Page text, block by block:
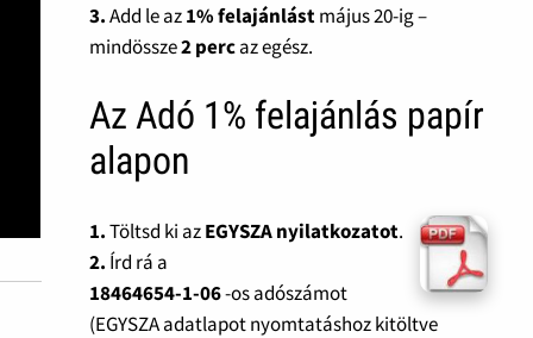
3.Add le az1% felajánlástmájus 20-ig –
mindössze2 percaz egész.
Az Adó 1% felajánlás papír
alapon
1.Töltsd ki azEGYSZA nyilatkozatot.
2. Írd rá a
18464654-1-06-os adószámot
(EGYSZA adatlapot nyomtatáshoz kitöltve